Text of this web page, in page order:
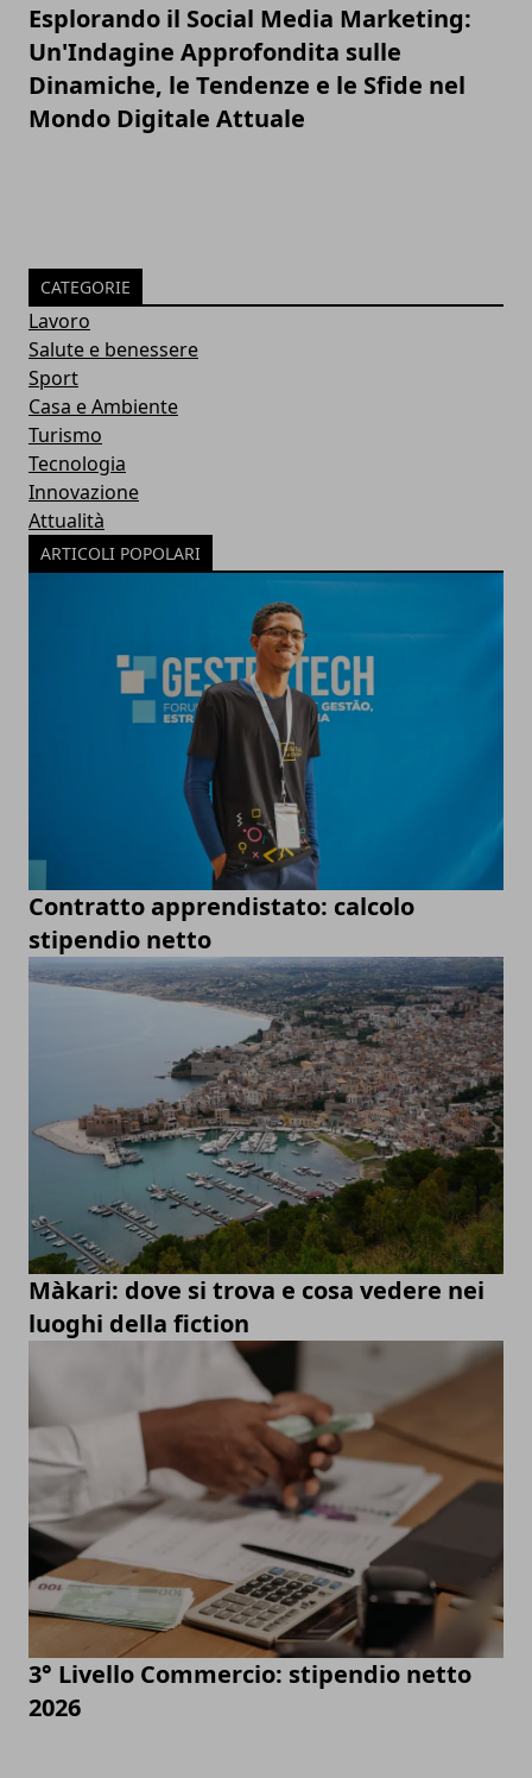
Esplorando il Social Media Marketing:
Un'Indagine Approfondita sulle
Dinamiche, le Tendenze e le Sfide nel
Mondo Digitale Attuale
CATEGORIE
Lavoro
Salute e benessere
Sport
Casa e Ambiente
Turismo
Tecnologia
Innovazione
Attualità
ARTICOLI POPOLARI
Contratto apprendistato: calcolo
stipendio netto
Màkari: dove si trova e cosa vedere nei
luoghi della fiction
3° Livello Commercio: stipendio netto
2026